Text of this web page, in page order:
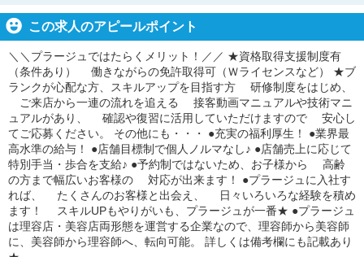
この求人のアピールポイント
＼＼プラージュではたらくメリット！／／ ★資格取得支援制度有
（条件あり） 働きながらの免許取得可（Ｗライセンスなど） ★ブ
ランクが心配な方、スキルアップを目指す方 研修制度をはじめ、
ご来店から一連の流れを追える 接客動画マニュアルや技術マニ
ュアルがあり、 確認や復習に活用していただけますので 安心し
てご応募ください。 その他にも・・・ ●充実の福利厚生！ ●業界最
高水準の給与！ ●店舗目標制で個人ノルマなし♪ ●店舗売上に応じて
特別手当・歩合を支給♪ ●予約制ではないため、お子様から 高齢
の方まで幅広いお客様の 対応が出来ます！ ●プラージュに入社す
れば、 たくさんのお客様と出会え、 日々いろいろな経験を積め
ます！ スキルUPもやりがいも、プラージュが一番★ ●プラージュ
は理容店・美容店両形態を運営する企業なので、理容師から美容師
に、美容師から理容師へ、転向可能。 詳しくは備考欄にも記載あり